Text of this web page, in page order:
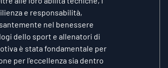
e responsabilità,
nel benessere
dello sport e allenatori di
è stata fondamentale per
per l'eccellenza sia dentro